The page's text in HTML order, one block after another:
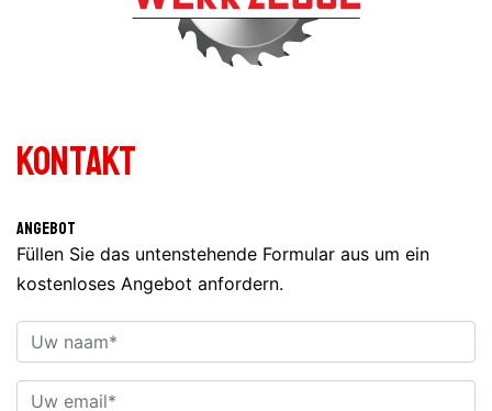
Kontakt
Angebot
Füllen Sie das untenstehende Formular aus um ein
kostenloses Angebot anfordern.